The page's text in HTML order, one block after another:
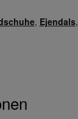
, Ejendals,